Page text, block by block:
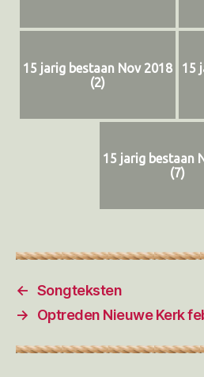
15 jarig bestaan Nov 2018
(2)
15
15 jarig bestaan
(7)
← Songteksten
→
Optreden Nieuwe Kerk